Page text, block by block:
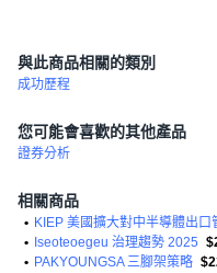
與此商品相關的類別
成功歷程
您可能會喜歡的其他產品
證券分析
相關商品
• KIEP 美國擴大對中半導體出
•
Iseoteoegeu 治理趨勢 2025
• PAKYOUNGSA 三腳架策略